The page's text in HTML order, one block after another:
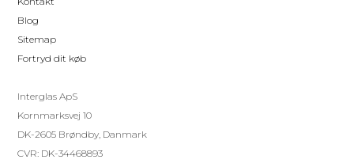
Blog
Sitemap
Fortryd dit køb
Interglas ApS
Kornmarksvej 10
DK-2605 Brøndby, Danmark
CVR: DK-34468893